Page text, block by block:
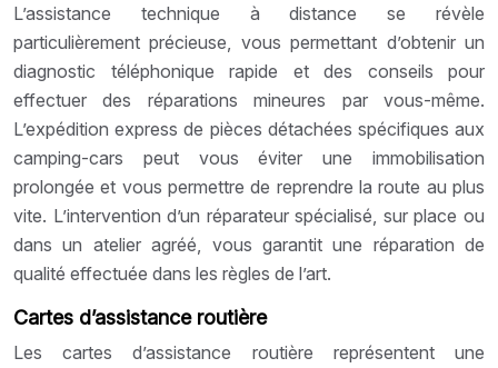
L’assistance technique à distance se révèle
particulièrement précieuse, vous permettant d’obtenir un
diagnostic téléphonique rapide et des conseils pour
effectuer des réparations mineures par vous-même.
L’expédition express de pièces détachées spécifiques aux
camping-cars peut vous éviter une immobilisation
prolongée et vous permettre de reprendre la route au plus
vite. L’intervention d’un réparateur spécialisé, sur place ou
dans un atelier agréé, vous garantit une réparation de
qualité effectuée dans les règles de l’art.
Cartes d’assistance routière
Les cartes d’assistance routière représentent une